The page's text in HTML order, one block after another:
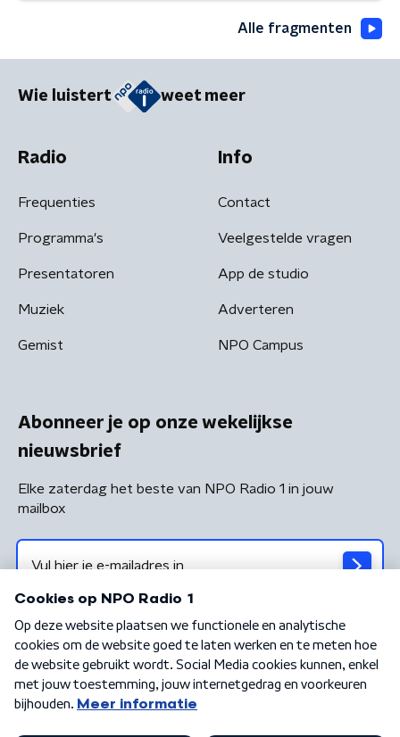
Alle fragmenten
Wie luistert weet meer
Radio
Frequenties
Programma's
Presentatoren
Muziek
Gemist
Info
Contact
Veelgestelde vragen
App de studio
Adverteren
NPO Campus
Abonneer je op onze wekelijkse
nieuwsbrief
Elke zaterdag het beste van NPO Radio 1 in jouw
mailbox
Algemene voorwaarden Privacybeleid